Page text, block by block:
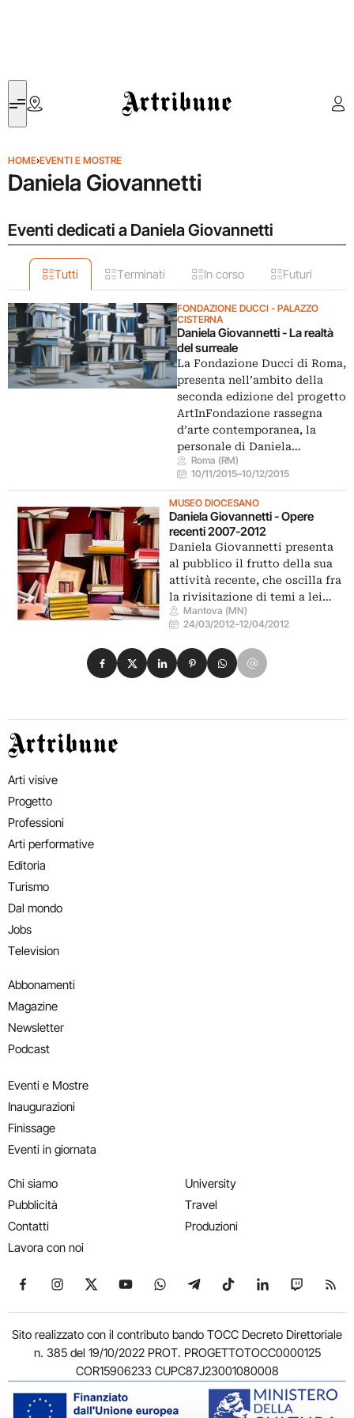
Artribune
HOME›EVENTI E MOSTRE
Daniela Giovannetti
Eventi dedicati a Daniela Giovannetti
Tutti Terminati In corso Futuri
FONDAZIONE DUCCI - PALAZZO
CISTERNA
Daniela Giovannetti - La realtà
del surreale
La Fondazione Ducci di Roma,
presenta nell’ambito della
seconda edizione del progetto
ArtInFondazione rassegna
d’arte contemporanea, la
personale di Daniela…
Roma (RM)
10/11/2015–10/12/2015
MUSEO DIOCESANO
Daniela Giovannetti - Opere
recenti 2007-2012
Daniela Giovannetti presenta
al pubblico il frutto della sua
attività recente, che oscilla fra
la rivisitazione di temi a lei…
Mantova (MN)
24/03/2012–12/04/2012
Condividi su Facebook
Condividi su X
Condividi su LinkedIn
Condividi su Pinterest
Condividi su WhatsApp
Condividi su Email
Artribune
Arti visive
Progetto
Professioni
Arti performative
Editoria
Turismo
Dal mondo
Jobs
Television
Abbonamenti
Magazine
Newsletter
Podcast
Eventi e Mostre
Inaugurazioni
Finissage
Eventi in giornata
Chi siamo
Pubblicità
Contatti
Lavora con noi
University
Travel
Produzioni
Seguici su Facebook
Seguici su Instagram
Seguici su X
Seguici su YouTube
Seguici su WhatsApp
Seguici su Telegram
Seguici su TikTok
Seguici su
Seguici
Sito realizzato con il contributo bando TOCC Decreto Direttoriale
n. 385 del 19/10/2022 PROT. PROGETTOTOCC0000125
COR15906233 CUPC87J23001080008